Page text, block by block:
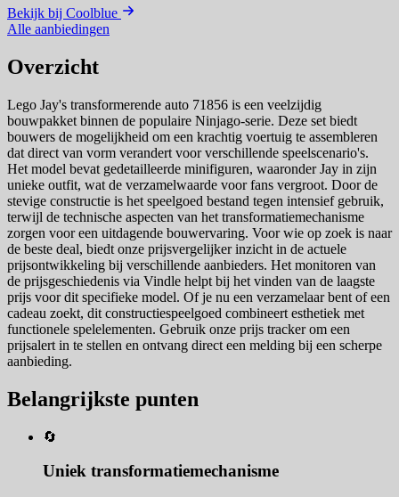
Bekijk bij Coolblue
Alle aanbiedingen
Overzicht
Lego Jay's transformerende auto 71856 is een veelzijdig
bouwpakket binnen de populaire Ninjago-serie. Deze set biedt
bouwers de mogelijkheid om een krachtig voertuig te assembleren
dat direct van vorm verandert voor verschillende speelscenario's.
Het model bevat gedetailleerde minifiguren, waaronder Jay in zijn
unieke outfit, wat de verzamelwaarde voor fans vergroot. Door de
stevige constructie is het speelgoed bestand tegen intensief gebruik,
terwijl de technische aspecten van het transformatiemechanisme
zorgen voor een uitdagende bouwervaring. Voor wie op zoek is naar
de beste deal, biedt onze prijsvergelijker inzicht in de actuele
prijsontwikkeling bij verschillende aanbieders. Het monitoren van
de prijsgeschiedenis via Vindle helpt bij het vinden van de laagste
prijs voor dit specifieke model. Of je nu een verzamelaar bent of een
cadeau zoekt, dit constructiespeelgoed combineert esthetiek met
functionele spelelementen. Gebruik onze prijs tracker om een
prijsalert in te stellen en ontvang direct een melding bij een scherpe
aanbieding.
Belangrijkste punten
🔄
Uniek transformatiemechanisme